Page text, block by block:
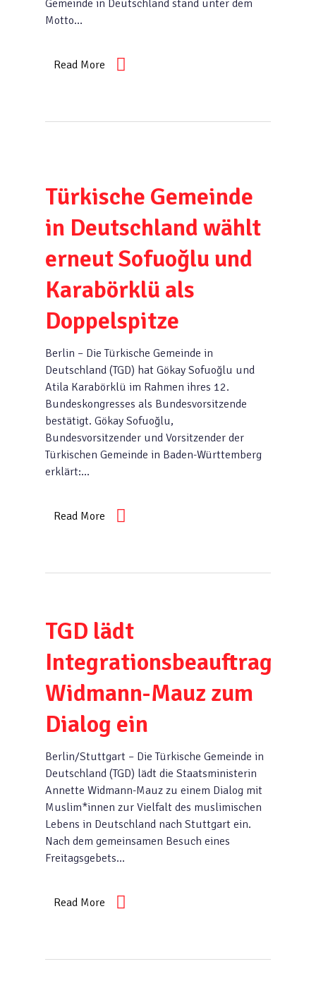
Gemeinde in Deutschland stand unter dem
Motto…
Read More
Türkische Gemeinde
in Deutschland wählt
erneut Sofuoğlu und
Karabörklü als
Doppelspitze
Berlin – Die Türkische Gemeinde in
Deutschland (TGD) hat Gökay Sofuoğlu und
Atila Karabörklü im Rahmen ihres 12.
Bundeskongresses als Bundesvorsitzende
bestätigt. Gökay Sofuoğlu,
Bundesvorsitzender und Vorsitzender der
Türkischen Gemeinde in Baden-Württemberg
erklärt:…
Read More
TGD lädt
Integrationsbeauftragte
Widmann-Mauz zum
Dialog ein
Berlin/Stuttgart – Die Türkische Gemeinde in
Deutschland (TGD) lädt die Staatsministerin
Annette Widmann-Mauz zu einem Dialog mit
Muslim*innen zur Vielfalt des muslimischen
Lebens in Deutschland nach Stuttgart ein.
Nach dem gemeinsamen Besuch eines
Freitagsgebets…
Read More